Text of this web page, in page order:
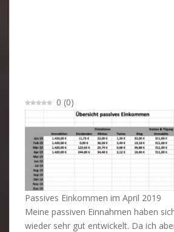
0 (0)
Passives Einkommen im April 2019
Meine passiven Einnahmen haben
wieder sehr gut entwickelt. Da ich